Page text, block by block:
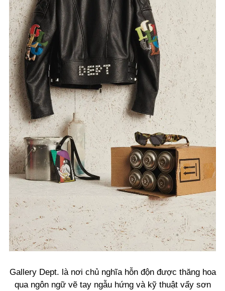
Gallery Dept. là nơi chủ nghĩa hỗn độn được thăng hoa
qua ngôn ngữ vẽ tay ngẫu hứng và kỹ thuật vẩy sơn